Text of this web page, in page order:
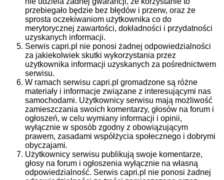
przebiegało będzie bez błędów i przerw, oraz że
sprosta oczekiwaniom użytkownika co do
merytorycznej zawartości, dokładności i przydatności
uzyskanych informacji.
Serwis capri.pl nie ponosi żadnej odpowiedzialności
za jakiekolwiek skutki wykorzystania przez
użytkownika informacji uzyskanych za pośrednictwem
serwisu.
W ramach serwisu capri.pl gromadzone są różne
materiały i informacje związane z interesującymi nas
samochodami. Użytkownicy serwisu mają możliwość
zamieszczania swoich komentarzy, głosów na forum i
ogłoszeń, w celu wymiany informacji i opinii,
wyłącznie w sposób zgodny z obowiązującym
prawem, zasadami współżycia społecznego i dobrymi
obyczajami.
Użytkownicy serwisu publikują swoje komentarze,
głosy na forum i ogłoszenia wyłącznie na własną
odpowiedzialność. Serwis capri.pl nie ponosi żadnej